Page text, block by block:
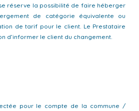
réserve la possibilité de faire héberger
de catégorie équivalente ou
de tarif pour le client. Le Prestataire
d’informer le client du changement.
pour le compte de la commune /